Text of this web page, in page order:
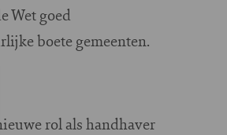
Wet goed
boete gemeenten.
rol als handhaver